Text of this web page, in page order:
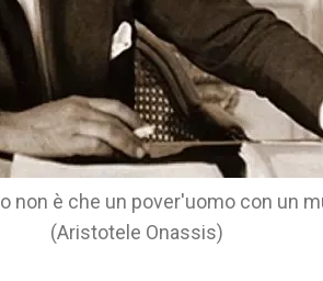
non è che un pover'uomo con un
(Aristotele Onassis)